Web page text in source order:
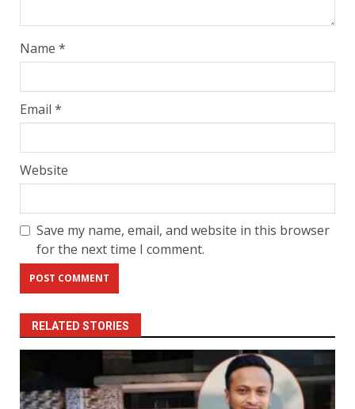
Name *
Email *
Website
Save my name, email, and website in this browser
for the next time I comment.
RELATED STORIES